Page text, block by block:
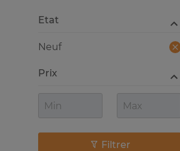
Etat
Neuf
Prix
Filtrer